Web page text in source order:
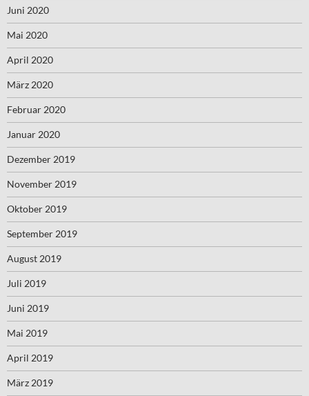
Juni 2020
Mai 2020
April 2020
März 2020
Februar 2020
Januar 2020
Dezember 2019
November 2019
Oktober 2019
September 2019
August 2019
Juli 2019
Juni 2019
Mai 2019
April 2019
März 2019